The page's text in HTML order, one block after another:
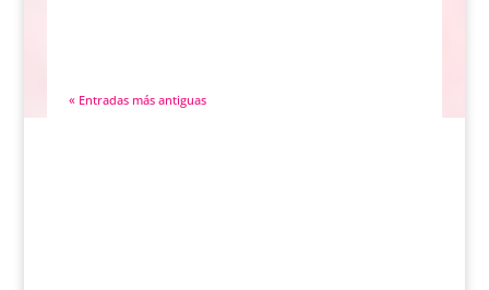
« Entradas más antiguas